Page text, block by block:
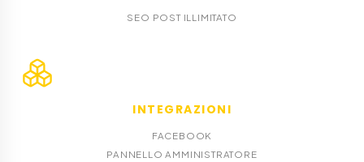
SEO POST ILLIMITATO
INTEGRAZIONI
FACEBOOK
PANNELLO AMMINISTRATORE